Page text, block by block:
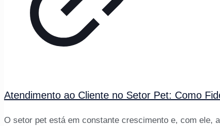
Atendimento ao Cliente no Setor Pet: Como
O setor pet está em constante crescimento e, com ele,